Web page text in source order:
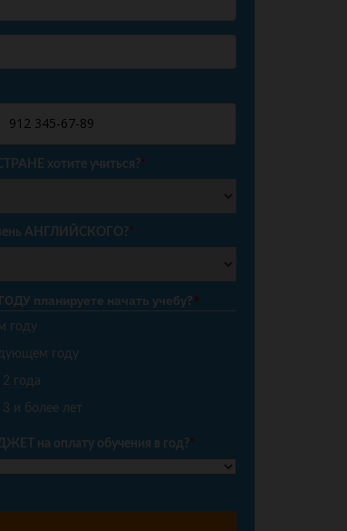
хотите учиться?*
АНГЛИЙСКОГО?*
планируете начать учебу?*
году
году
2 года
3 и более лет
на оплату обучения в год?*